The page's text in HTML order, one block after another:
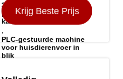
304 roestvrijstalen
productielijn voor
kattenvoer in blik
PLC-gestuurde machine
voor huisdierenvoer in
blik
Krijg Beste Prijs